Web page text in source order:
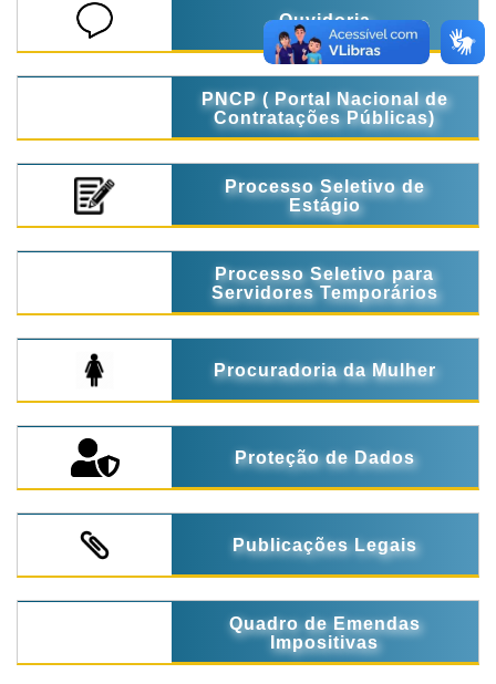
Ouvidoria
PNCP ( Portal Nacional de
Contratações Públicas)
Processo Seletivo de
Estágio
Processo Seletivo para
Servidores Temporários
Procuradoria da Mulher
Proteção de Dados
Publicações Legais
Quadro de Emendas
Impositivas